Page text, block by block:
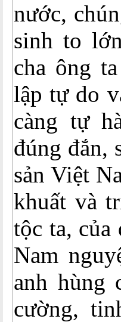
nước,
sinh to
cha ông
lập tự do
càng tự
đúng đắn,
sản Việt
khuất và
tộc ta,
Nam
anh hùng
cường,